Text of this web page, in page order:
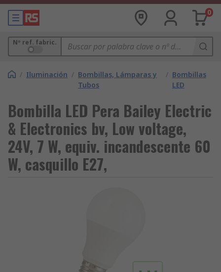
0
Nº ref. fabric.
/ Iluminación / Bombillas, Lámparas y
Tubos
/ Bombillas
LED
Bombilla LED Pera Bailey Electric
& Electronics bv, Low voltage,
24V, 7 W, equiv. incandescente 60
W, casquillo E27,